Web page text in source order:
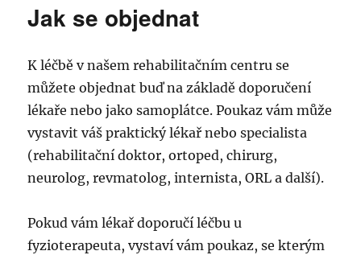
Jak se objednat
K léčbě v našem rehabilitačním centru se
můžete objednat buď na základě doporučení
lékaře nebo jako samoplátce. Poukaz vám může
vystavit váš praktický lékař nebo specialista
(rehabilitační doktor, ortoped, chirurg,
neurolog, revmatolog, internista, ORL a další).
Pokud vám lékař doporučí léčbu u
fyzioterapeuta, vystaví vám poukaz, se kterým